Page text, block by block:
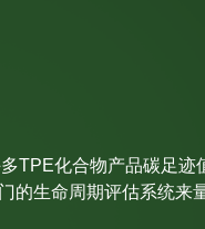
TPE化合物产品碳足迹
的生命周期评估系统来